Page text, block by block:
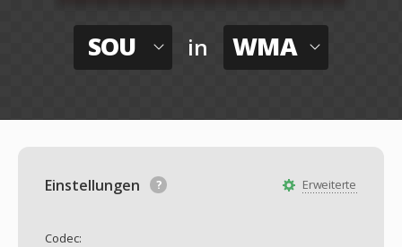
SOU in WMA
Erweiterte
Einstellungen
Codec: